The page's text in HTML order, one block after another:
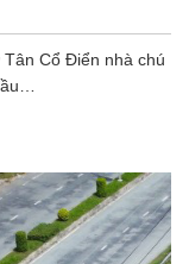
Cổ Điển nhà chú